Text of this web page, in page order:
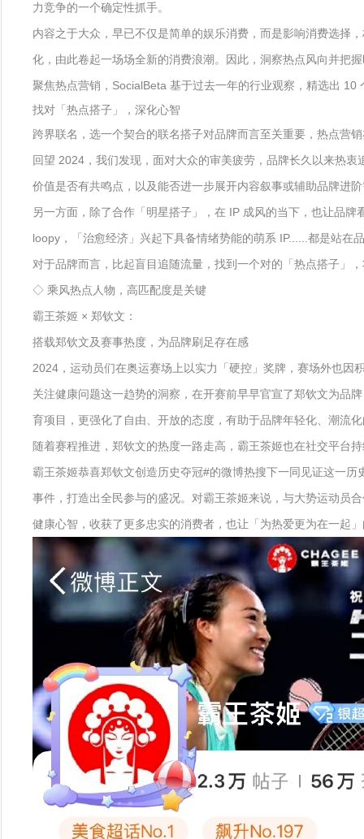
力竞争的一个确定性抓手。
内容之于大众，早已不仅是简单的娱乐消费，而是影响消费选择
化，由此卷起一场场全新的消费浪潮。因此，洞察热点风向并把
聚焦热点营销，SocialBeta 基于过去一年的行业观察，精选出
找对「热点搭子」，深化心智
跨界联名，选一个契合的联名搭子对品牌而言至关重要，热点营
回望 2024，我们发现，面对大众的审美疲劳，品牌长久以来热
价值是否有共鸣点，以及能否进一步展开内容叙事或辅助品牌进
另一方面，除了合作「明星搭子」，在 IP 成风的当下，也让品
loopy，「治愈经济」兴起下具备情绪势能的萌系 IP......都是站
对于品牌而言，比起盲目追随流量，找到一个对的「热点搭子」
◇ 乘风热点人物，高匹配度是关键
霸王茶姬 × 郑钦文：
搭载郑钦文及赛事热度，为品牌刷足存在感
2024，运动员们在奥运赛场上以实力「硬控」奖牌，赛场外也
关注健康问题这一趋势的洞察，在开赛前早早官宣了郑钦文为品
育项目，更强化了自由、开放的态度，有助于品牌年轻化、潮流
随着赛程推进，郑钦文的热度一路走高，霸王茶姬也在社交平台
霸王茶姬恭喜郑钦文创造历史夺冠#的微博热搜下一同见证这一
事件，打造出全民参与的盛况。对霸王茶姬来说，与大势运动员
健康心智，收获了更多忠实的消费者，也让「为热爱更为在一起